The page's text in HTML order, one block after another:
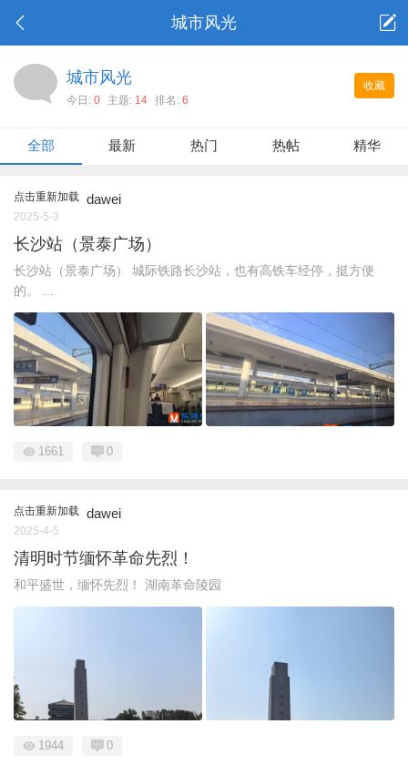
城市风光
收藏
城市风光
今日: 0 主题: 14 排名: 6
全部 最新 热门 热帖 精华
点击重新加载 dawei
2025-5-3
长沙站（景泰广场）
长沙站（景泰广场） 城际铁路长沙站，也有高铁车经停，挺方便
的。 ...
1661 0
点击重新加载 dawei
2025-4-5
清明时节缅怀革命先烈！
和平盛世，缅怀先烈！ 湖南革命陵园
1944 0